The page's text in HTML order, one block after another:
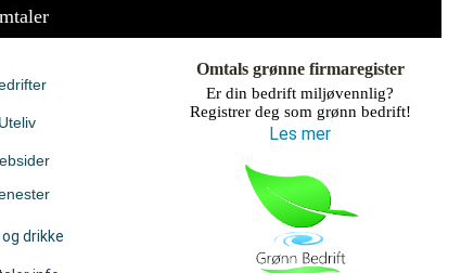
Uteliv
drikke
Omtals grønne firmaregister
Er din bedrift miljøvennlig?
Registrer deg som grønn bedrift!
Les mer